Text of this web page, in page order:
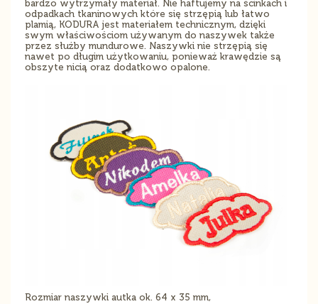
bardzo wytrzymały materiał. Nie haftujemy na ścinkach i
odpadkach tkaninowych które się strzępią lub łatwo
plamią, KODURA jest materiałem technicznym, dzięki
swym właściwościom używanym do naszywek także
przez służby mundurowe. Naszywki nie strzępią się
nawet po długim użytkowaniu, ponieważ krawędzie są
obszyte nicią oraz dodatkowo opalone.
Rozmiar naszywki autka ok. 64 x 35 mm,